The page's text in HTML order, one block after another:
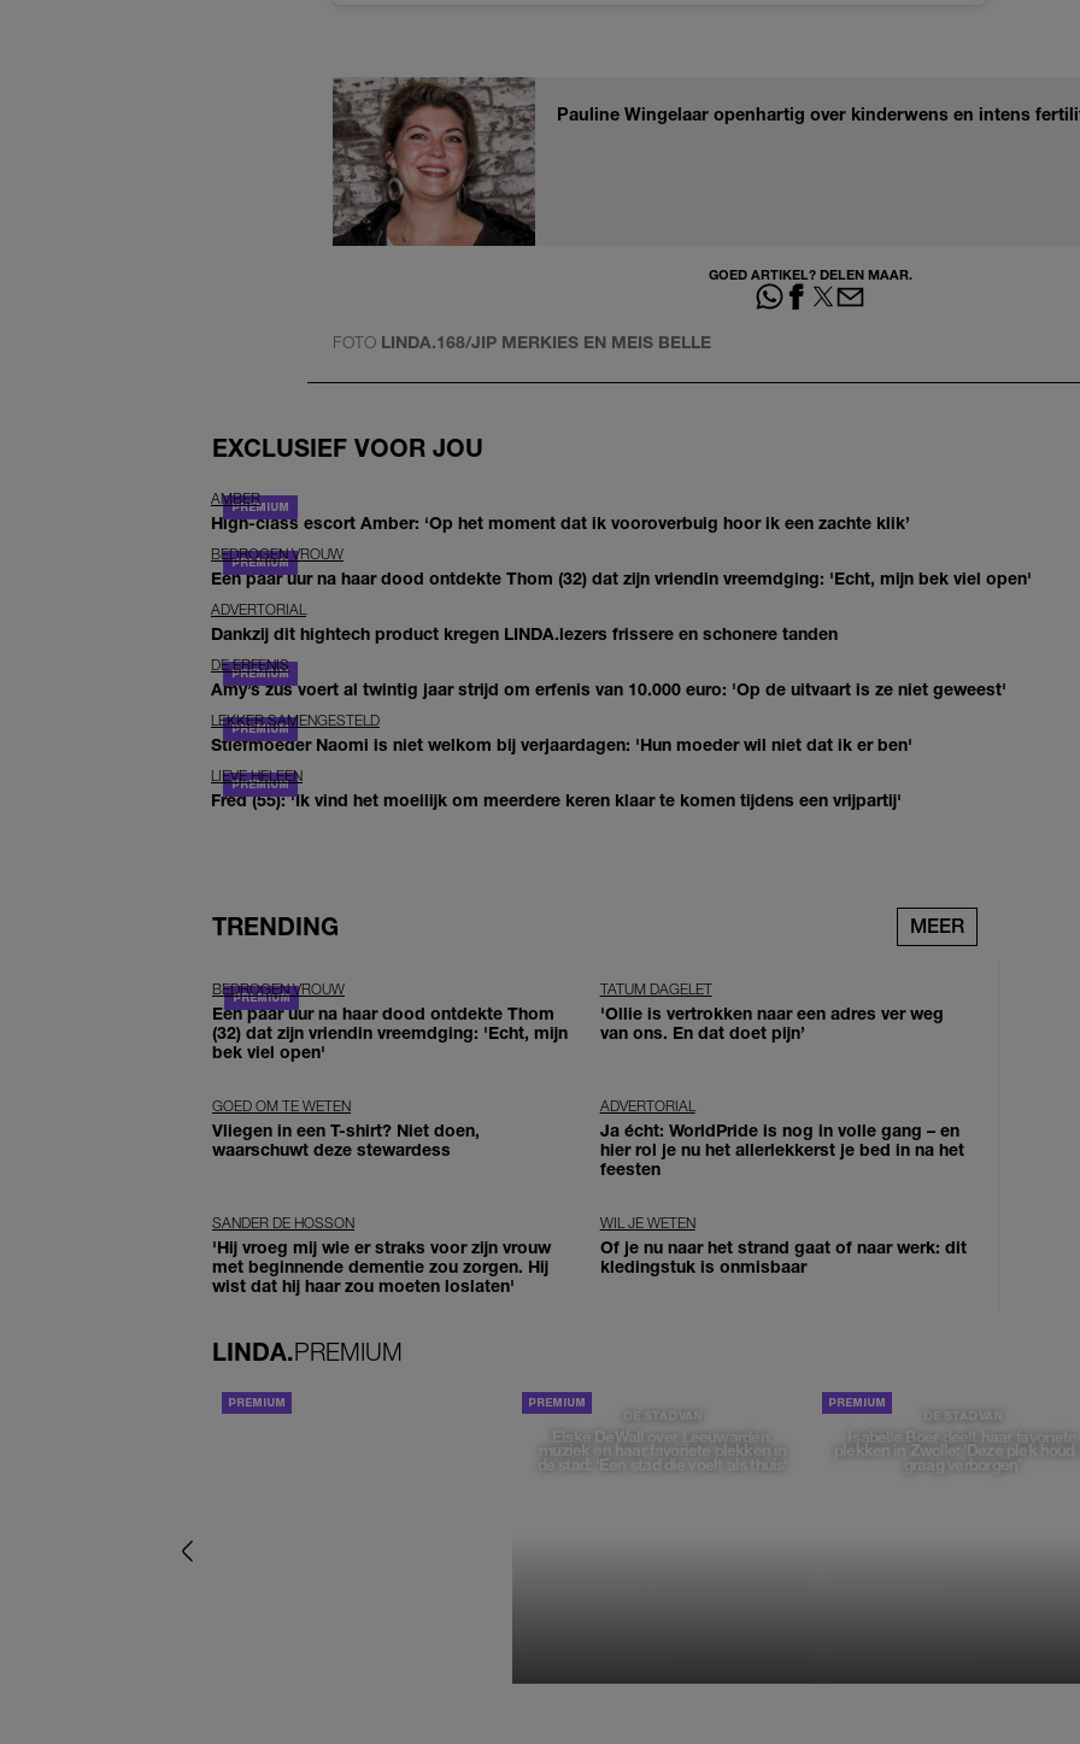
Pauline Wingelaar openhartig over kinderwens en intens
GOED ARTIKEL? DELEN MAAR.
FOTO LINDA.168/JIP MERKIES EN MEIS BELLE
EXCLUSIEF VOOR JOU
AMBER
High-class escort Amber: ‘Op het moment dat ik vooroverbuig hoor ik een zachte klik’
BEDROGEN VROUW
Een paar uur na haar dood ontdekte Thom (32) dat zijn vriendin vreemdging: 'Echt, mijn bek viel open'
ADVERTORIAL
Dankzij dit hightech product kregen LINDA.lezers frissere en schonere tanden
DE ERFENIS
Amy’s zus voert al twintig jaar strijd om erfenis van 10.000 euro: 'Op de uitvaart is ze niet geweest'
LEKKER SAMENGESTELD
Stiefmoeder Naomi is niet welkom bij verjaardagen: 'Hun moeder wil niet dat ik er ben'
LIEVE HELEEN
Fred (55): 'Ik vind het moeilijk om meerdere keren klaar te komen tijdens een vrijpartij'
TRENDING MEER
BEDROGEN VROUW
Een paar uur na haar dood ontdekte Thom
(32) dat zijn vriendin vreemdging: 'Echt, mijn
bek viel open'
TATUM DAGELET
'Ollie is vertrokken naar een adres ver weg
van ons. En dat doet pijn’
GOED OM TE WETEN
Vliegen in een T-shirt? Niet doen,
waarschuwt deze stewardess
ADVERTORIAL
Ja écht: WorldPride is nog in volle gang – en
hier rol je nu het allerlekkerst je bed in na het
feesten
SANDER DE HOSSON
'Hij vroeg mij wie er straks voor zijn vrouw
met beginnende dementie zou zorgen. Hij
wist dat hij haar zou moeten loslaten'
WIL JE WETEN
Of je nu naar het strand gaat of naar werk: dit
kledingstuk is onmisbaar
LINDA.PREMIUM
DE STAD VAN
Elske DeWall over Leeuwarden,
muziek en haar favoriete plekken in
de stad: 'Een stad die voelt als thuis'
DE STAD VAN
Isabelle Boer deelt haar favoriete
plekken in Zwolle: 'Deze plek houd ik
graag verborgen'